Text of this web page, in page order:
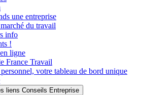
une entreprise
du travail
info
!
ligne
France Travail
votre tableau de bord unique
liens Conseils Entreprise